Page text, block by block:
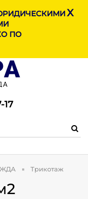
МЕНЮ
ПО
X
17
Трикотаж